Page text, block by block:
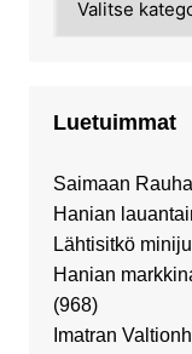
Luetuimmat
Saimaan
Hanian
Lähtisitkö
Hanian
(968)
Imatran